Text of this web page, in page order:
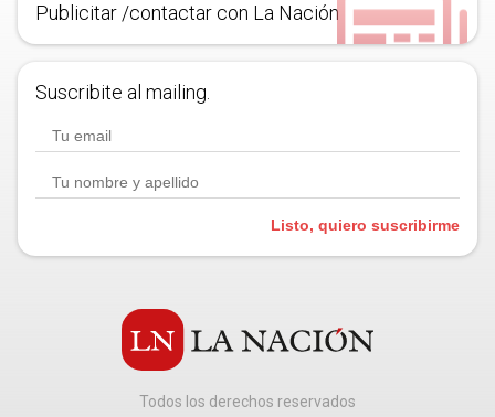
Publicitar /contactar con La Nación
Suscribite al mailing.
Listo, quiero suscribirme
Todos los derechos reservados